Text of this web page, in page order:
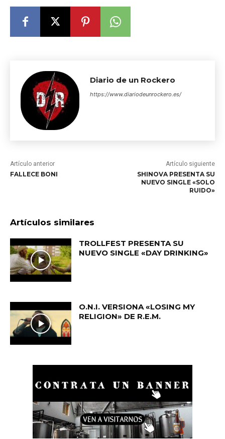
Diario de un Rockero
https://www.diariodeunrockero.es/
Artículo anterior
FALLECE BONI
Artículo siguiente
SHINOVA PRESENTA SU
NUEVO SINGLE «SOLO
RUIDO»
Artículos similares
TROLLFEST PRESENTA SU
NUEVO SINGLE «DAY DRINKING»
O.N.I. VERSIONA «LOSING MY
RELIGION» DE R.E.M.